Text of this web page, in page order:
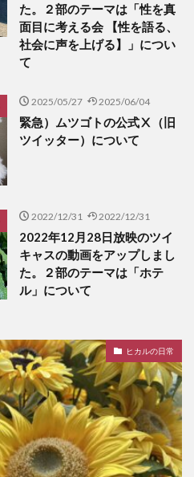
た。２部のテーマは「性を真
面目に考える会 【性を語る、
社会に声を上げる】」につい
て
2025/05/27 2025/06/04
緊急）ムツゴトの公式Ⅹ（旧
ツイッター）について
2022/12/31 2022/12/31
2022年12月28日放映のツイ
キャスの動画をアップしまし
た。２部のテーマは「ホテ
ル」について
ヒカルの日常